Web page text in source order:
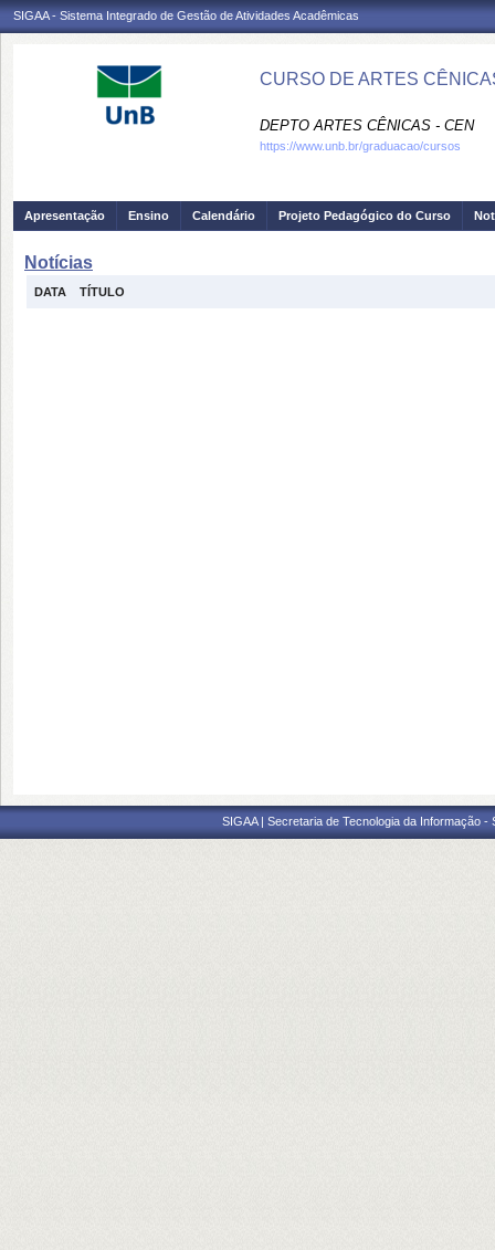
SIGAA - Sistema Integrado de Gestão de Atividades Acadêmicas
CURSO DE ARTES
DEPTO ARTES CÊNICAS - CEN
https://www.unb.br/graduacao/cursos
Apresentação Ensino Calendário Projeto Pedagógico do Curso
Notícias
DATA TÍTULO
SIGAA | Secretaria de Tecnologia da Informação